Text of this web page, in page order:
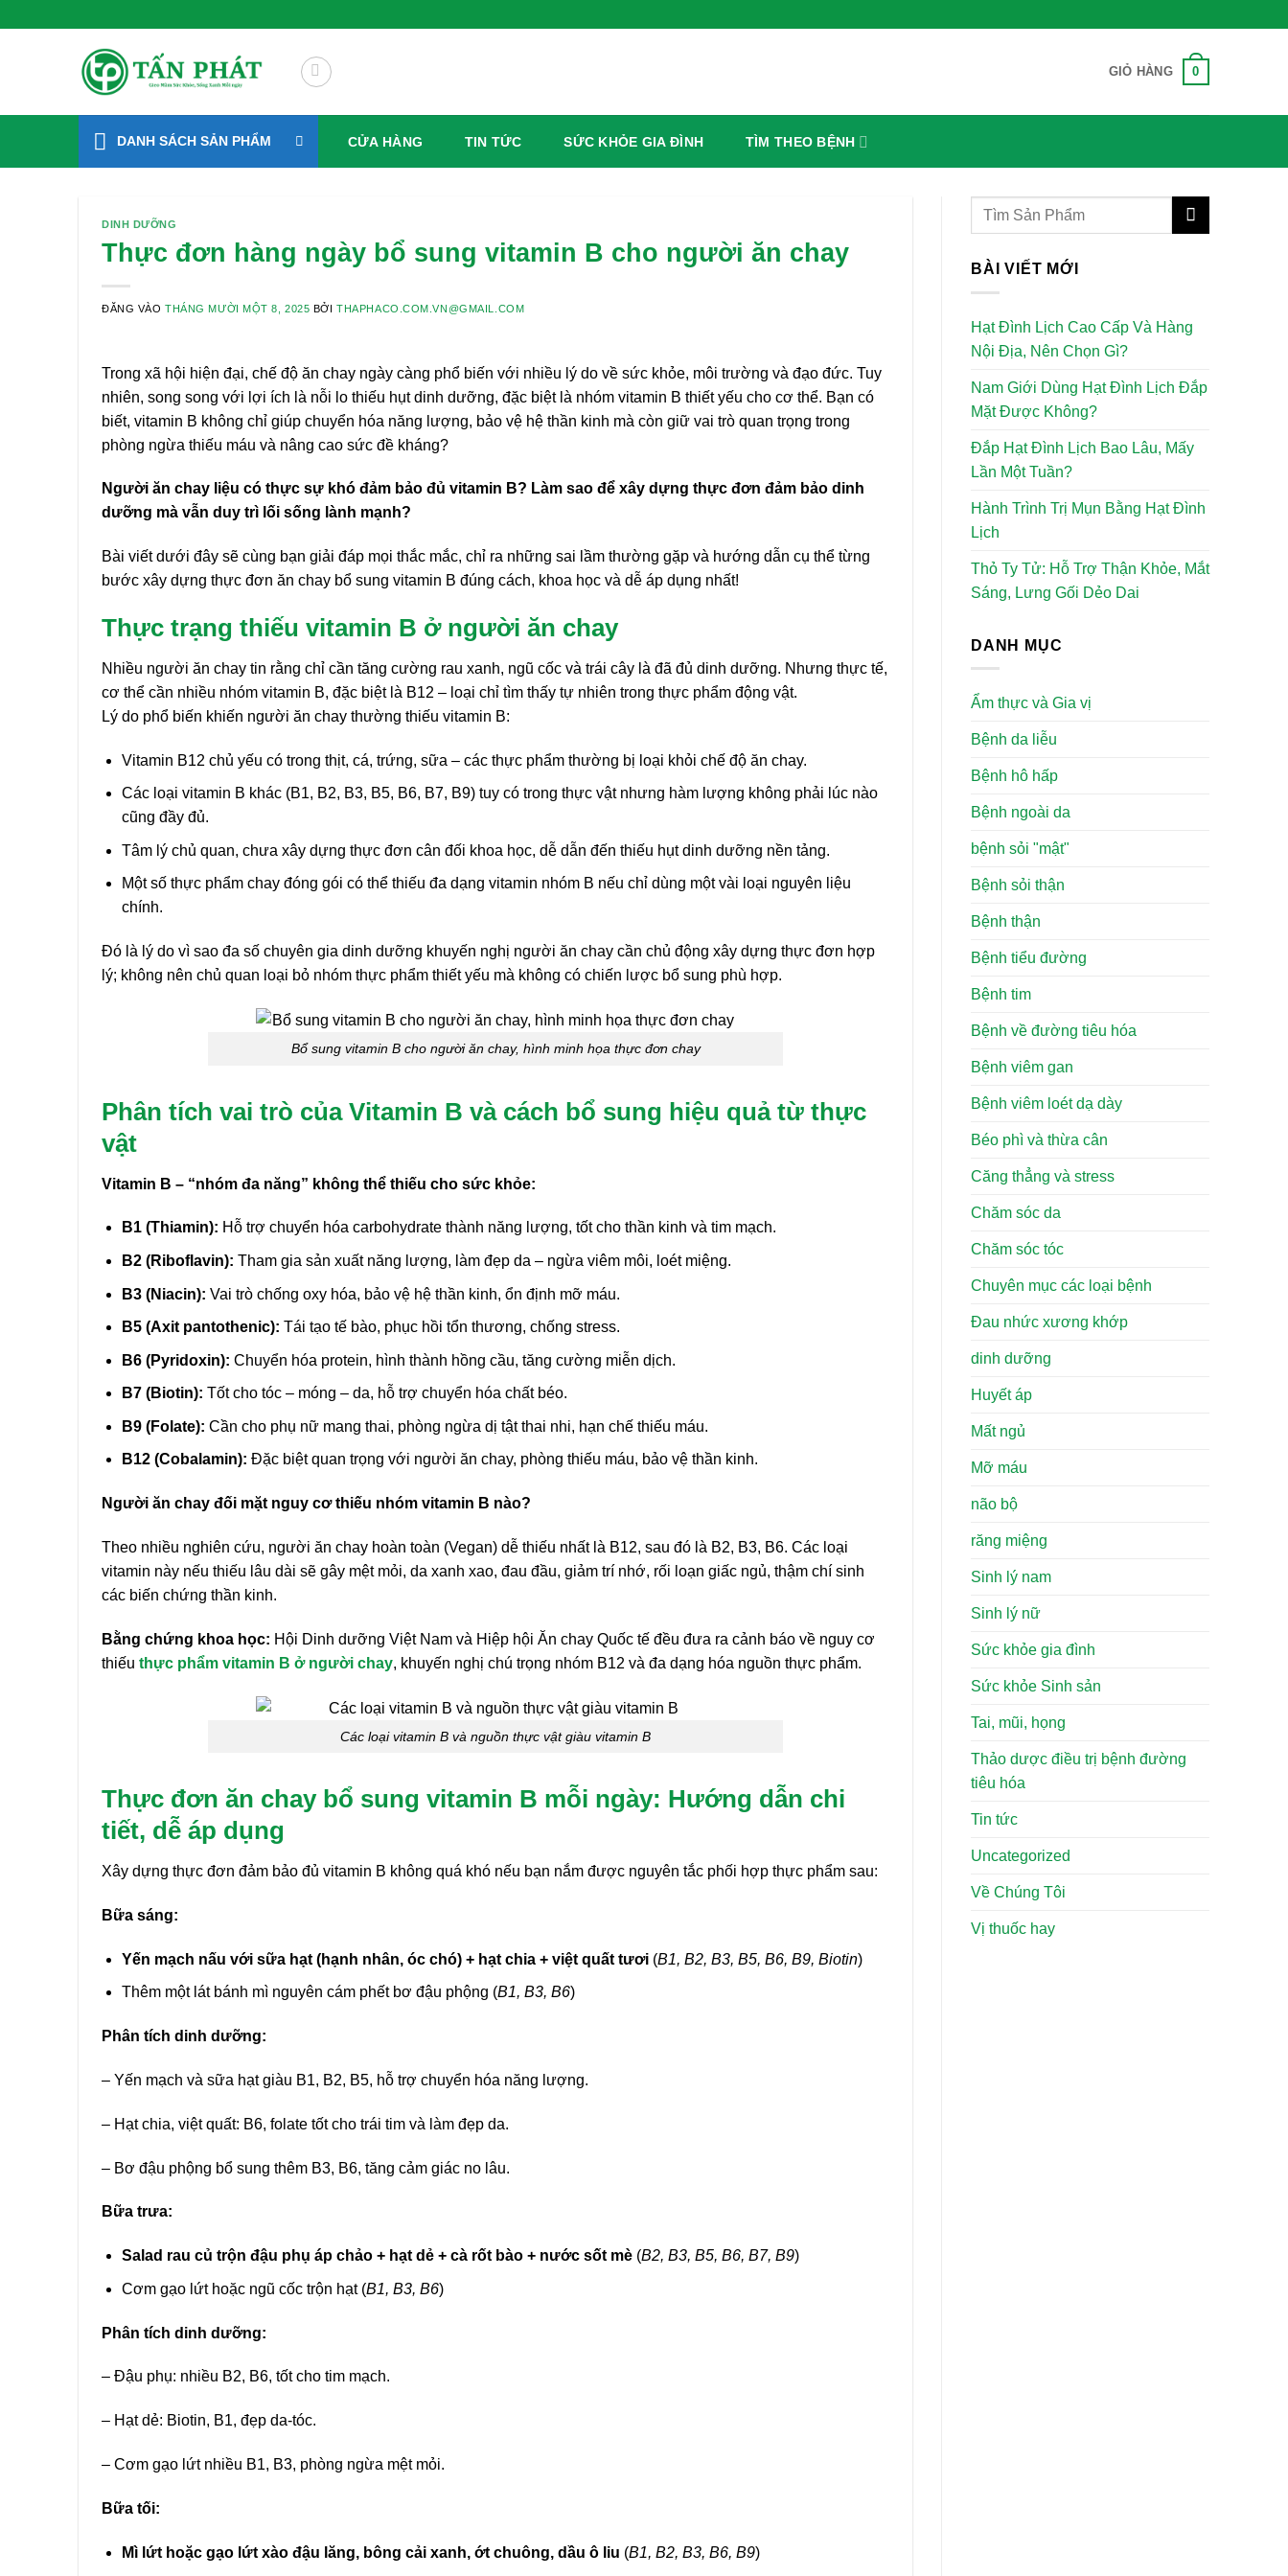
GIỎ HÀNG 0
DANH SÁCH SẢN PHẨM CỬA HÀNG TIN TỨC SỨC KHỎE GIA ĐÌNH TÌM THEO BỆNH
DINH DƯỠNG
Thực đơn hàng ngày bổ sung vitamin B cho người ăn chay
ĐĂNG VÀOTHÁNG MƯỜI MỘT 8, 2025 BỞITHAPHACO.COM.VN@GMAIL.COM
Trong xã hội hiện đại, chế độ ăn chay ngày càng phổ biến với nhiều lý do về sức khỏe, môi trường và đạo đức. Tuy
nhiên, song song với lợi ích là nỗi lo thiếu hụt dinh dưỡng, đặc biệt là nhóm vitamin B thiết yếu cho cơ thể. Bạn có
biết, vitamin B không chỉ giúp chuyển hóa năng lượng, bảo vệ hệ thần kinh mà còn giữ vai trò quan trọng trong
phòng ngừa thiếu máu và nâng cao sức đề kháng?
Người ăn chay liệu có thực sự khó đảm bảo đủ vitamin B? Làm sao để xây dựng thực đơn đảm bảo dinh
dưỡng mà vẫn duy trì lối sống lành mạnh?
Bài viết dưới đây sẽ cùng bạn giải đáp mọi thắc mắc, chỉ ra những sai lầm thường gặp và hướng dẫn cụ thể từng
bước xây dựng thực đơn ăn chay bổ sung vitamin B đúng cách, khoa học và dễ áp dụng nhất!
Thực trạng thiếu vitamin B ở người ăn chay
Nhiều người ăn chay tin rằng chỉ cần tăng cường rau xanh, ngũ cốc và trái cây là đã đủ dinh dưỡng. Nhưng thực tế,
cơ thể cần nhiều nhóm vitamin B, đặc biệt là B12 – loại chỉ tìm thấy tự nhiên trong thực phẩm động vật.
Lý do phổ biến khiến người ăn chay thường thiếu vitamin B:
Vitamin B12 chủ yếu có trong thịt, cá, trứng, sữa – các thực phẩm thường bị loại khỏi chế độ ăn chay.
Các loại vitamin B khác (B1, B2, B3, B5, B6, B7, B9) tuy có trong thực vật nhưng hàm lượng không phải lúc nào
cũng đầy đủ.
Tâm lý chủ quan, chưa xây dựng thực đơn cân đối khoa học, dễ dẫn đến thiếu hụt dinh dưỡng nền tảng.
Một số thực phẩm chay đóng gói có thể thiếu đa dạng vitamin nhóm B nếu chỉ dùng một vài loại nguyên liệu
chính.
Đó là lý do vì sao đa số chuyên gia dinh dưỡng khuyến nghị người ăn chay cần chủ động xây dựng thực đơn hợp
lý; không nên chủ quan loại bỏ nhóm thực phẩm thiết yếu mà không có chiến lược bổ sung phù hợp.
Bổ sung vitamin B cho người ăn chay, hình minh họa thực đơn chay
Phân tích vai trò của Vitamin B và cách bổ sung hiệu quả từ thực
vật
Vitamin B – “nhóm đa năng” không thể thiếu cho sức khỏe:
B1 (Thiamin): Hỗ trợ chuyển hóa carbohydrate thành năng lượng, tốt cho thần kinh và tim mạch.
B2 (Riboflavin): Tham gia sản xuất năng lượng, làm đẹp da – ngừa viêm môi, loét miệng.
B3 (Niacin): Vai trò chống oxy hóa, bảo vệ hệ thần kinh, ổn định mỡ máu.
B5 (Axit pantothenic): Tái tạo tế bào, phục hồi tổn thương, chống stress.
B6 (Pyridoxin): Chuyển hóa protein, hình thành hồng cầu, tăng cường miễn dịch.
B7 (Biotin): Tốt cho tóc – móng – da, hỗ trợ chuyển hóa chất béo.
B9 (Folate): Cần cho phụ nữ mang thai, phòng ngừa dị tật thai nhi, hạn chế thiếu máu.
B12 (Cobalamin): Đặc biệt quan trọng với người ăn chay, phòng thiếu máu, bảo vệ thần kinh.
Người ăn chay đối mặt nguy cơ thiếu nhóm vitamin B nào?
Theo nhiều nghiên cứu, người ăn chay hoàn toàn (Vegan) dễ thiếu nhất là B12, sau đó là B2, B3, B6. Các loại
vitamin này nếu thiếu lâu dài sẽ gây mệt mỏi, da xanh xao, đau đầu, giảm trí nhớ, rối loạn giấc ngủ, thậm chí sinh
các biến chứng thần kinh.
Bằng chứng khoa học: Hội Dinh dưỡng Việt Nam và Hiệp hội Ăn chay Quốc tế đều đưa ra cảnh báo về nguy cơ
thiếu thực phẩm vitamin B ở người chay, khuyến nghị chú trọng nhóm B12 và đa dạng hóa nguồn thực phẩm.
Các loại vitamin B và nguồn thực vật giàu vitamin B
Thực đơn ăn chay bổ sung vitamin B mỗi ngày: Hướng dẫn chi
tiết, dễ áp dụng
Xây dựng thực đơn đảm bảo đủ vitamin B không quá khó nếu bạn nắm được nguyên tắc phối hợp thực phẩm sau:
Bữa sáng:
Yến mạch nấu với sữa hạt (hạnh nhân, óc chó) + hạt chia + việt quất tươi(B1, B2, B3, B5, B6, B9, Biotin)
Thêm một lát bánh mì nguyên cám phết bơ đậu phộng (B1, B3, B6)
Phân tích dinh dưỡng:
– Yến mạch và sữa hạt giàu B1, B2, B5, hỗ trợ chuyển hóa năng lượng.
– Hạt chia, việt quất: B6, folate tốt cho trái tim và làm đẹp da.
– Bơ đậu phộng bổ sung thêm B3, B6, tăng cảm giác no lâu.
Bữa trưa:
Salad rau củ trộn đậu phụ áp chảo + hạt dẻ + cà rốt bào + nước sốt mè(B2, B3, B5, B6, B7, B9)
Cơm gạo lứt hoặc ngũ cốc trộn hạt (B1, B3, B6)
Phân tích dinh dưỡng:
– Đậu phụ: nhiều B2, B6, tốt cho tim mạch.
– Hạt dẻ: Biotin, B1, đẹp da-tóc.
– Cơm gạo lứt nhiều B1, B3, phòng ngừa mệt mỏi.
Bữa tối:
Mì lứt hoặc gạo lứt xào đậu lăng, bông cải xanh, ớt chuông, dầu ô liu (B1, B2, B3, B6, B9)
BÀI VIẾT MỚI
Hạt Đình Lịch Cao Cấp Và Hàng
Nội Địa, Nên Chọn Gì?
Nam Giới Dùng Hạt Đình Lịch Đắp
Mặt Được Không?
Đắp Hạt Đình Lịch Bao Lâu, Mấy
Lần Một Tuần?
Hành Trình Trị Mụn Bằng Hạt Đình
Lịch
Thỏ Ty Tử: Hỗ Trợ Thận Khỏe, Mắt
Sáng, Lưng Gối Dẻo Dai
DANH MỤC
Ẩm thực và Gia vị
Bệnh da liễu
Bệnh hô hấp
Bệnh ngoài da
bệnh sỏi "mật"
Bệnh sỏi thận
Bệnh thận
Bệnh tiểu đường
Bệnh tim
Bệnh về đường tiêu hóa
Bệnh viêm gan
Bệnh viêm loét dạ dày
Béo phì và thừa cân
Căng thẳng và stress
Chăm sóc da
Chăm sóc tóc
Chuyên mục các loại bệnh
Đau nhức xương khớp
dinh dưỡng
Huyết áp
Mất ngủ
Mỡ máu
não bộ
răng miệng
Sinh lý nam
Sinh lý nữ
Sức khỏe gia đình
Sức khỏe Sinh sản
Tai, mũi, họng
Thảo dược điều trị bệnh đường
tiêu hóa
Tin tức
Uncategorized
Về Chúng Tôi
Vị thuốc hay